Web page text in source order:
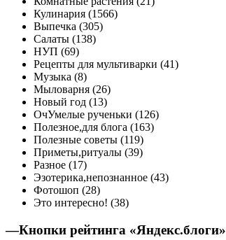
Кулинария (1566)
Выпечка (305)
Салаты (138)
НУП (69)
Рецепты для мультиварки (41)
Музыка (8)
Мыловарня (26)
Новый год (13)
ОчУмелые рученьки (126)
Полезное,для блога (163)
Полезные советы (119)
Приметы,ритуалы (39)
Разное (17)
Эзотерика,непознанное (43)
Фотошоп (28)
Это интересно! (38)
—Кнопки рейтинга «Яндекс.блоги»